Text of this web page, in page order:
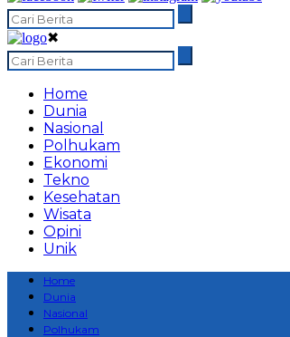
✖
Home
Dunia
Nasional
Polhukam
Ekonomi
Tekno
Kesehatan
Wisata
Opini
Unik
Home
Dunia
Nasional
Polhukam